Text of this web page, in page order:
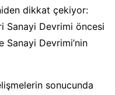
dikkat çekiyor:
Sanayi Devrimi öncesi
Devrimi’nin
sonucunda